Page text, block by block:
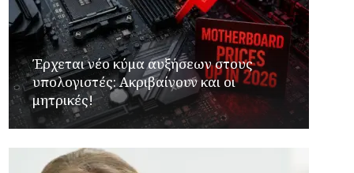
Έρχεται νέο κύμα αυξήσεων στους
υπολογιστές: Ακριβαίνουν και οι
μητρικές!